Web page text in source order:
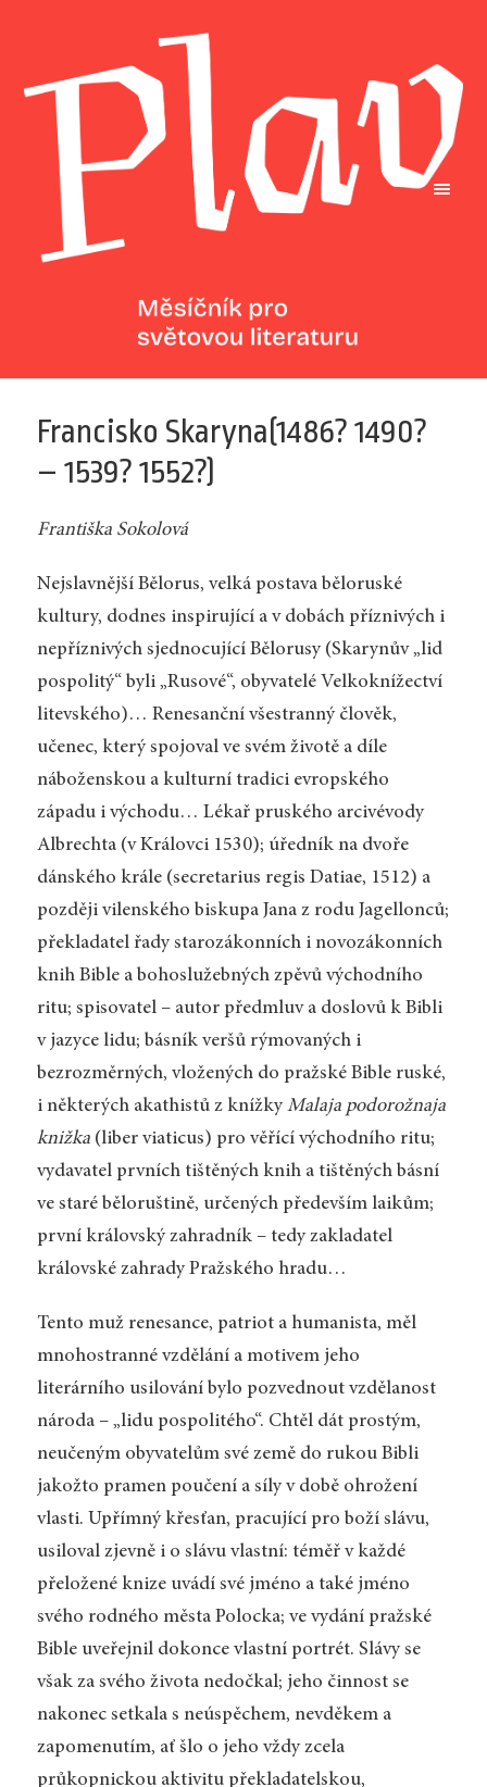
Francisko Skaryna(1486? 1490?
– 1539? 1552?)
Františka Sokolová
Nejslavnější Bělorus, velká postava běloruské
kultury, dodnes inspirující a v dobách příznivých i
nepříznivých sjednocující Bělorusy (Skarynův „lid
pospolitý“ byli „Rusové“, obyvatelé Velkoknížectví
litevského)… Renesanční všestranný člověk,
učenec, který spojoval ve svém životě a díle
náboženskou a kulturní tradici evropského
západu i východu… Lékař pruského arcivévody
Albrechta (v Královci 1530); úředník na dvoře
dánského krále (secretarius regis Datiae, 1512) a
později vilenského biskupa Jana z rodu Jagellonců;
překladatel řady starozákonních i novozákonních
knih Bible a bohoslužebných zpěvů východního
ritu; spisovatel – autor předmluv a doslovů k Bibli
v jazyce lidu; básník veršů rýmovaných i
bezrozměrných, vložených do pražské Bible ruské,
i některých akathistů z knížkyMalaja podorožnaja
knižka(liber viaticus) pro věřící východního ritu;
vydavatel prvních tištěných knih a tištěných básní
ve staré běloruštině, určených především laikům;
první královský zahradník – tedy zakladatel
královské zahrady Pražského hradu…
Tento muž renesance, patriot a humanista, měl
mnohostranné vzdělání a motivem jeho
literárního usilování bylo pozvednout vzdělanost
národa – „lidu pospolitého“. Chtěl dát prostým,
neučeným obyvatelům své země do rukou Bibli
jakožto pramen poučení a síly v době ohrožení
vlasti. Upřímný křesťan, pracující pro boží slávu,
usiloval zjevně i o slávu vlastní: téměř v každé
přeložené knize uvádí své jméno a také jméno
svého rodného města Polocka; ve vydání pražské
Bible uveřejnil dokonce vlastní portrét. Slávy se
však za svého života nedočkal; jeho činnost se
nakonec setkala s neúspěchem, nevděkem a
zapomenutím, ať šlo o jeho vždy zcela
průkopnickou aktivitu překladatelskou,